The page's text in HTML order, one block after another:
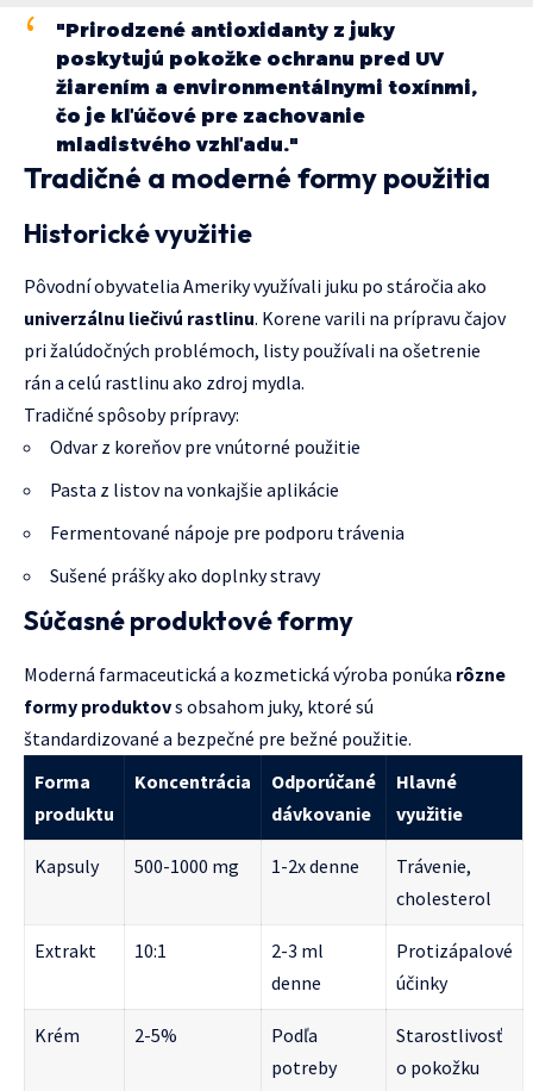
"Prirodzené antioxidanty z juky
poskytujú pokožke ochranu pred UV
žiarením a environmentálnymi toxínmi,
čo je kľúčové pre zachovanie
mladistvého vzhľadu."
Tradičné a moderné formy použitia
Historické využitie
Pôvodní obyvatelia Ameriky využívali juku po stáročia ako
univerzálnu liečivú rastlinu. Korene varili na prípravu čajov
pri žalúdočných problémoch, listy používali na ošetrenie
rán a celú rastlinu ako zdroj mydla.
Tradičné spôsoby prípravy:
Odvar z koreňov pre vnútorné použitie
Pasta z listov na vonkajšie aplikácie
Fermentované nápoje pre podporu trávenia
Sušené prášky ako doplnky stravy
Súčasné produktové formy
Moderná farmaceutická a kozmetická výroba ponúka rôzne
formy produktovs obsahom juky, ktoré sú
štandardizované a bezpečné pre bežné použitie.
Forma
produktu
Koncentrácia
Odporúčané
dávkovanie
Hlavné
využitie
Kapsuly 500-1000 mg 1-2x denne
Trávenie,
cholesterol
Extrakt 10:1
2-3 ml
denne
Protizápalové
účinky
Krém 2-5%
Podľa
potreby
Starostlivosť
o pokožku